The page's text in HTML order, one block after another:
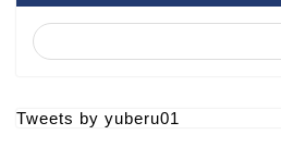
Tweets by yuberu01